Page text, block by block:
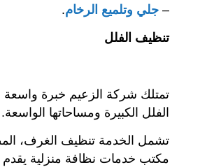
– جلي وتلميع الرخام.
تنظيف الفلل
تمتلك شركة الزعيم خبرة
الفلل الكبيرة ومساحاتها الواسعة.
تشمل الخدمة تنظيف الغرف،
مكتب خدمات نظافة منزلية يقدم